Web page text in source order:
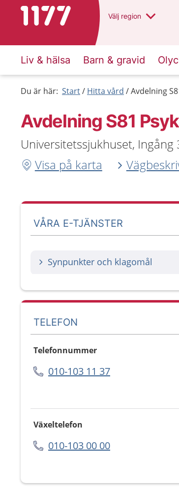
Till startsidan för 1177 Välj region
Liv & hälsa Barn & gravid
Du är här: Start Hitta vård Avdelning
Avdelning S81
Universitetssjukhuset,
Visa på karta
VÅRA E-TJÄNSTER
Synpunkter och klagomål
TELEFON
Telefonnummer
010-103 11 37
Växeltelefon
010-103 00 00